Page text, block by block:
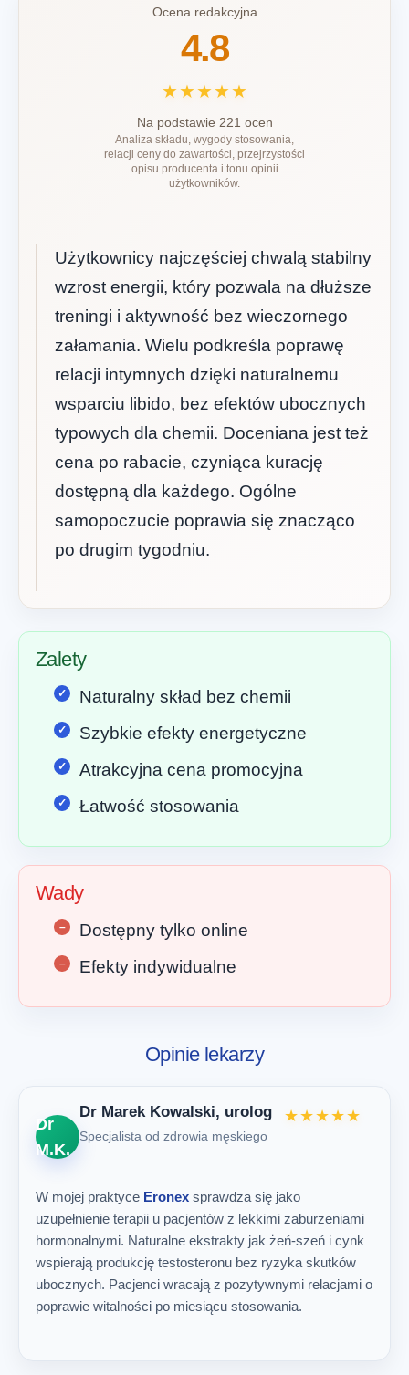
Ocena redakcyjna
4.8
★★★★★
Na podstawie 221 ocen
Analiza składu, wygody stosowania,
relacji ceny do zawartości, przejrzystości
opisu producenta i tonu opinii
użytkowników.
Użytkownicy najczęściej chwalą stabilny
wzrost energii, który pozwala na dłuższe
treningi i aktywność bez wieczornego
załamania. Wielu podkreśla poprawę
relacji intymnych dzięki naturalnemu
wsparciu libido, bez efektów ubocznych
typowych dla chemii. Doceniana jest też
cena po rabacie, czyniąca kurację
dostępną dla każdego. Ogólne
samopoczucie poprawia się znacząco
po drugim tygodniu.
Zalety
Naturalny skład bez chemii
Szybkie efekty energetyczne
Atrakcyjna cena promocyjna
Łatwość stosowania
Wady
Dostępny tylko online
Efekty indywidualne
Opinie lekarzy
Dr
M.K.
Dr Marek Kowalski, urolog
Specjalista od zdrowia męskiego
★★★★★
W mojej praktyce Eronex sprawdza się jako
uzupełnienie terapii u pacjentów z lekkimi zaburzeniami
hormonalnymi. Naturalne ekstrakty jak żeń-szeń i cynk
wspierają produkcję testosteronu bez ryzyka skutków
ubocznych. Pacjenci wracają z pozytywnymi relacjami o
poprawie witalności po miesiącu stosowania.